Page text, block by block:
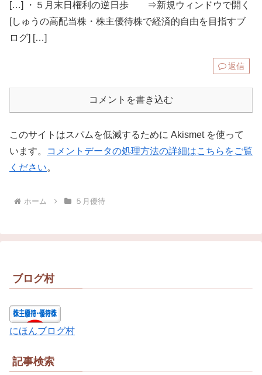
[…] ・５月末日権利の逆日歩 ⇒新規ウィンドウで開く
[しゅうの高配当株・株主優待株で経済的自由を目指すブ
ログ] […]
返信
コメントを書き込む
このサイトはスパムを低減するために Akismet を使って
います。
コメントデータの処理方法の詳細はこちらをご覧
ください。
ホーム ５月優待
ブログ村
にほんブログ村
記事検索